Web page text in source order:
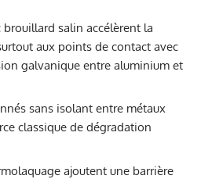
brouillard salin accélèrent la
aux points de contact avec
galvanique entre aluminium et
sans isolant entre métaux
classique de dégradation
ajoutent une barrière